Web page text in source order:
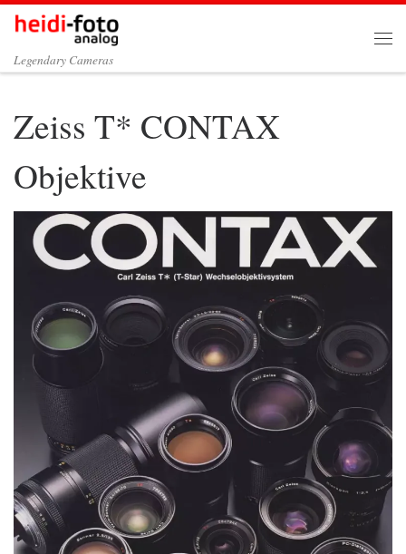
Zum Inhalt springen
Legendary Cameras
Zeiss T* CONTAX
Objektive